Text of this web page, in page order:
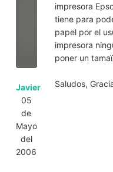
Javier
05
de
Mayo
del
2006
impresora
tiene para
papel por el
impresora
poner un
Saludos,